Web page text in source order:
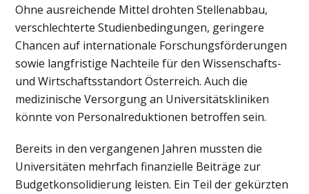
Ohne ausreichende Mittel drohten Stellenabbau,
verschlechterte Studienbedingungen, geringere
Chancen auf internationale Forschungsförderungen
sowie langfristige Nachteile für den Wissenschafts-
und Wirtschaftsstandort Österreich. Auch die
medizinische Versorgung an Universitätskliniken
könnte von Personalreduktionen betroffen sein.
Bereits in den vergangenen Jahren mussten die
Universitäten mehrfach finanzielle Beiträge zur
Budgetkonsolidierung leisten. Ein Teil der gekürzten